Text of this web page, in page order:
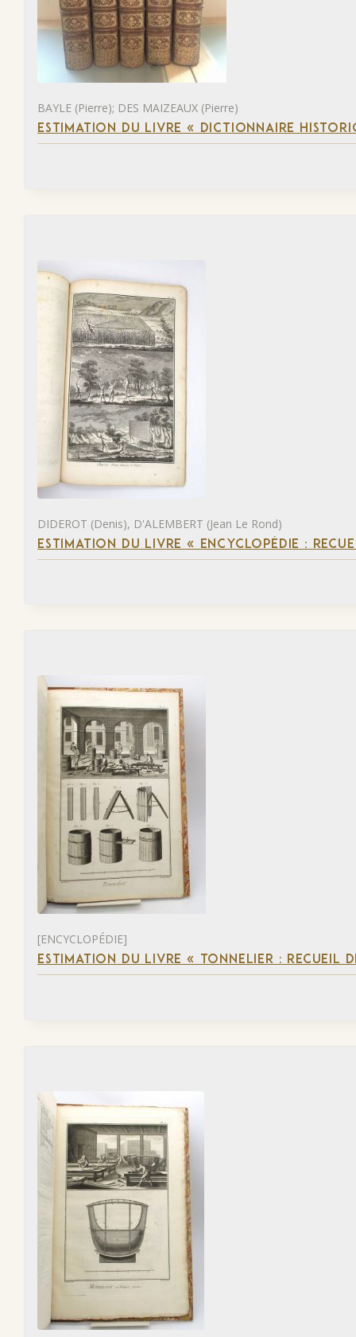
BAYLE (Pierre); DES MAIZEAUX (Pierre)
ESTIMATION DU LIVRE « DICTIONNAIRE
DIDEROT (Denis), D'ALEMBERT (Jean Le Rond)
ESTIMATION DU LIVRE « ENCYCLOPÉDIE :
[ENCYCLOPÉDIE]
ESTIMATION DU LIVRE « TONNELIER : RECUEIL